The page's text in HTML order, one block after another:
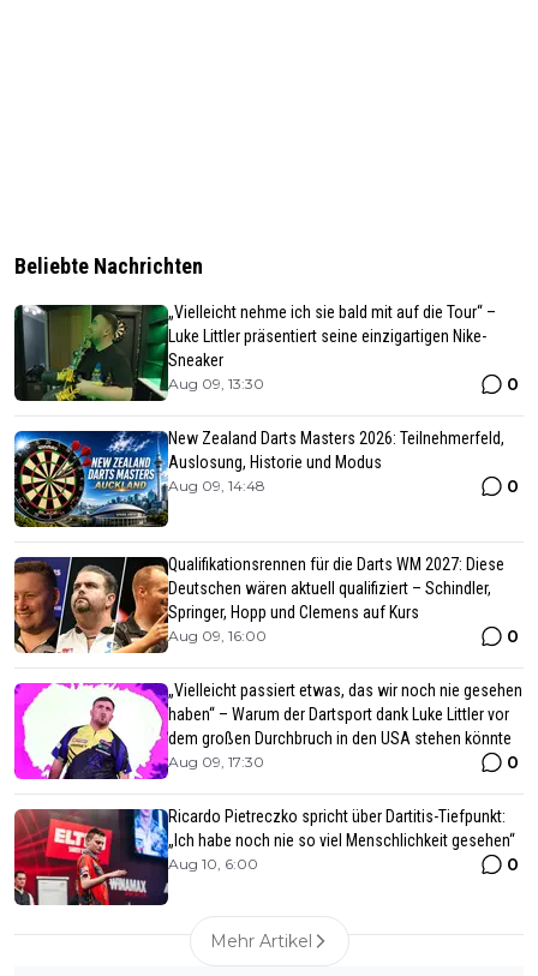
Beliebte Nachrichten
„Vielleicht nehme ich sie bald mit auf die Tour“ –
Luke Littler präsentiert seine einzigartigen Nike-
Sneaker
Aug 09, 13:30 0
New Zealand Darts Masters 2026: Teilnehmerfeld,
Auslosung, Historie und Modus
Aug 09, 14:48 0
Qualifikationsrennen für die Darts WM 2027: Diese
Deutschen wären aktuell qualifiziert – Schindler,
Springer, Hopp und Clemens auf Kurs
Aug 09, 16:00 0
„Vielleicht passiert etwas, das wir noch nie gesehen
haben“ – Warum der Dartsport dank Luke Littler vor
dem großen Durchbruch in den USA stehen könnte
Aug 09, 17:30 0
Ricardo Pietreczko spricht über Dartitis-Tiefpunkt:
„Ich habe noch nie so viel Menschlichkeit gesehen“
Aug 10, 6:00 0
Mehr Artikel